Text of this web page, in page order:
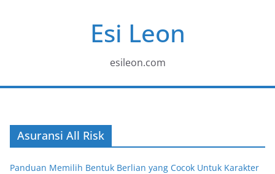
Esi Leon
esileon.com
Asuransi All Risk
Panduan Memilih Bentuk Berlian yang Cocok Untuk Karakter